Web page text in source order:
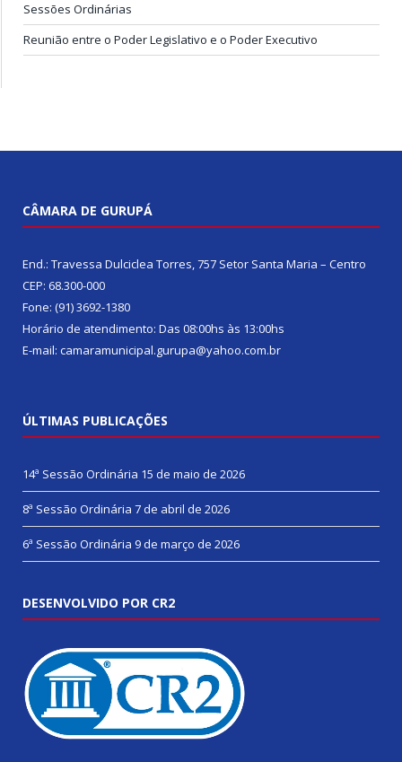
Sessões Ordinárias
Reunião entre o Poder Legislativo e o Poder Executivo
CÂMARA DE GURUPÁ
End.: Travessa Dulciclea Torres, 757 Setor Santa Maria – Centro
CEP: 68.300-000
Fone: (91) 3692-1380
Horário de atendimento: Das 08:00hs às 13:00hs
E-mail: camaramunicipal.gurupa@yahoo.com.br
ÚLTIMAS PUBLICAÇÕES
14ª Sessão Ordinária 15 de maio de 2026
8ª Sessão Ordinária 7 de abril de 2026
6ª Sessão Ordinária 9 de março de 2026
DESENVOLVIDO POR CR2